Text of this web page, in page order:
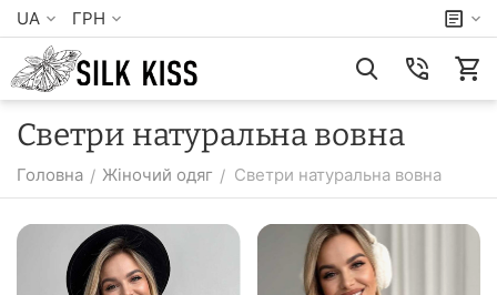
UA ГРН
Светри натуральна вовна
Головна / Жіночий одяг / Светри натуральна вовна